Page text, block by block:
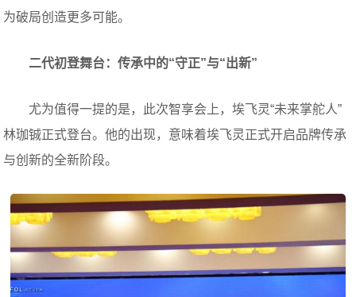
为破局创造更多可能。
二代初登舞台：传承中的“守正”与“出新”
尤为值得一提的是，此次智享会上，埃飞灵“未来掌舵人”
林珈铖正式登台。他的出现，意味着埃飞灵正式开启品牌传承
与创新的全新阶段。